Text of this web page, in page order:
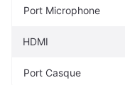
Port Microphone
HDMI
Port Casque